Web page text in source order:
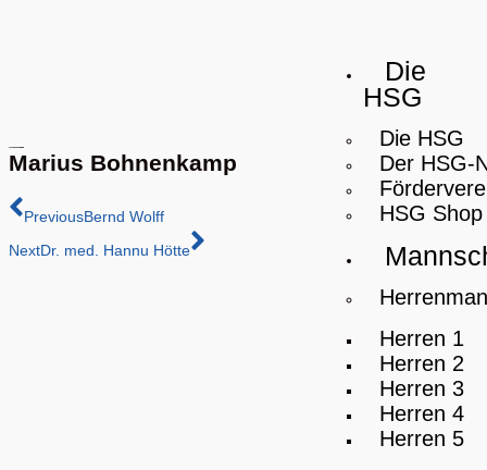
Die
HSG
Die HSG
Der HSG-
HSG Shop
Herren 1
Herren 2
Herren 3
Herren 4
Herren 5
Marius Bohnenkamp
PreviousBernd Wolff
NextDr. med. Hannu Hötte